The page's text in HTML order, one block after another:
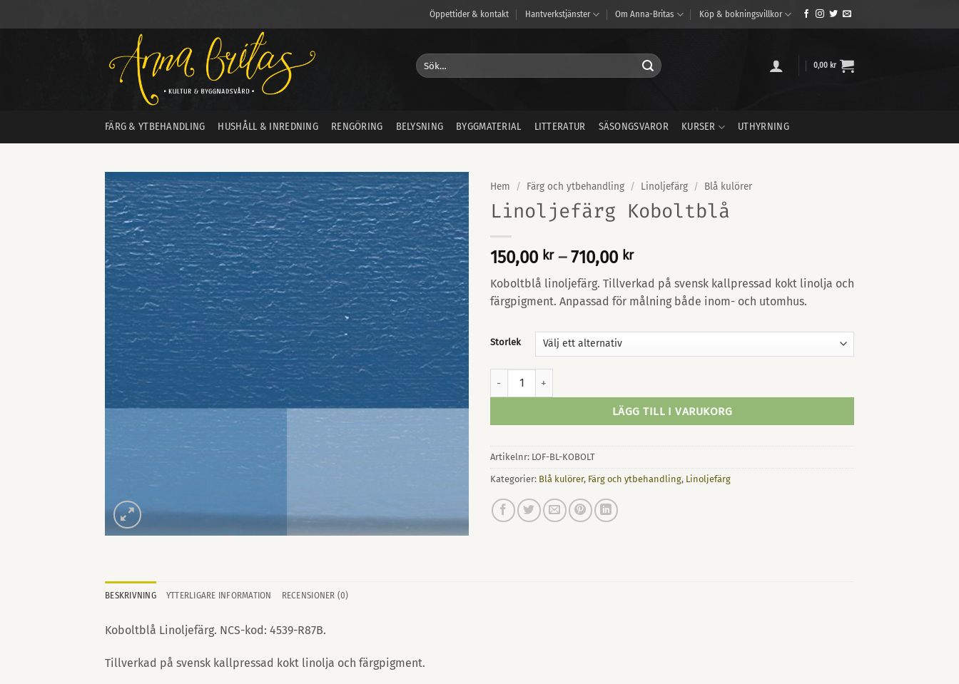
to
Öppettider & kontakt Hantverkstjänster Om Anna-Britas Köp & bokningsvillkor
Sök
efter:
0,00 kr
FÄRG & YTBEHANDLING HUSHÅLL & INREDNING RENGÖRING BELYSNING BYGGMATERIAL LITTERATUR SÄSONGSVAROR KURSER UTHYRNING
Hem / Färg och ytbehandling / Linoljefärg / Blå kulörer
Linoljefärg Koboltblå
150,00 kr – 710,00 krPrisintervall:
150,00 kr
till
710,00 kr
Koboltblå linoljefärg. Tillverkad på svensk kallpressad kokt linolja och
färgpigment. Anpassad för målning både inom- och utomhus.
Storlek
Linoljefärg Koboltblå mängd
LÄGG TILL I VARUKORG
Artikelnr: LOF-BL-KOBOLT
Kategorier: Blå kulörer, Färg och ytbehandling, Linoljefärg
BESKRIVNING YTTERLIGARE INFORMATION RECENSIONER (0)
Koboltblå Linoljefärg. NCS-kod: 4539-R87B.
Tillverkad på svensk kallpressad kokt linolja och färgpigment.